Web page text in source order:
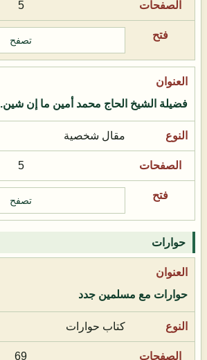
5
تصفح
فضيلة الشيخ الحاج محمد أمين ما إن شين.
مقال شخصية
5
تصفح
حوارات
حوارات مع مسلمين جدد
كتاب حوارات
69